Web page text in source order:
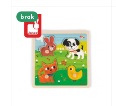
brak